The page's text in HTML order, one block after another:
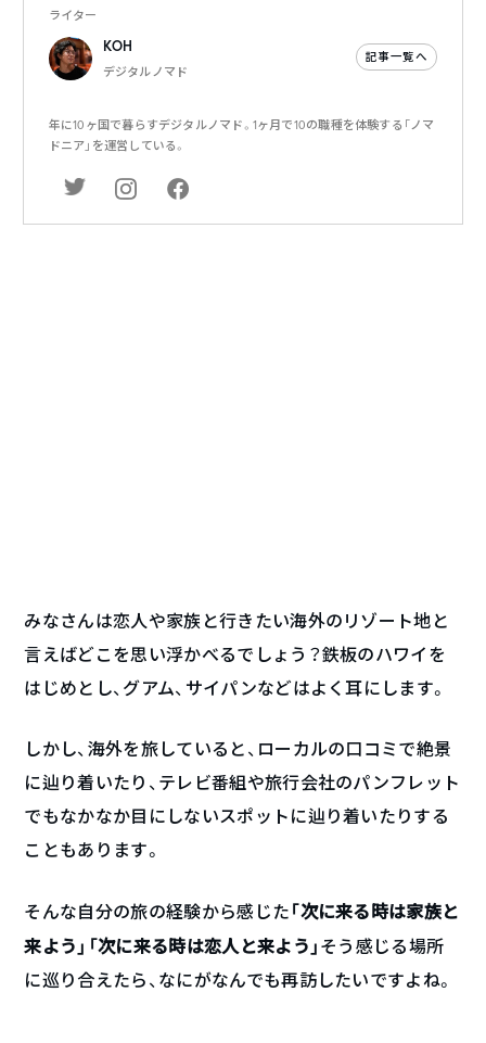
ライター
KOH
デジタルノマド
記事一覧へ
年に10ヶ国で暮らすデジタルノマド。1ヶ月で10の職種を体験する「ノマ
ドニア」を運営している。
みなさんは恋人や家族と行きたい海外のリゾート地と
言えばどこを思い浮かべるでしょう？鉄板のハワイを
はじめとし、グアム、サイパンなどはよく耳にします。
しかし、海外を旅していると、ローカルの口コミで絶景
に辿り着いたり、テレビ番組や旅行会社のパンフレット
でもなかなか目にしないスポットに辿り着いたりする
こともあります。
そんな自分の旅の経験から感じた 「次に来る時は家族と
来よう」「次に来る時は恋人と来よう」 そう感じる場所
に巡り合えたら、なにがなんでも再訪したいですよね。